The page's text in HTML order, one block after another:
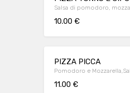
Salsa di pomodoro,
10.00 €
PIZZA PICCA
Pomodoro e
11.00 €